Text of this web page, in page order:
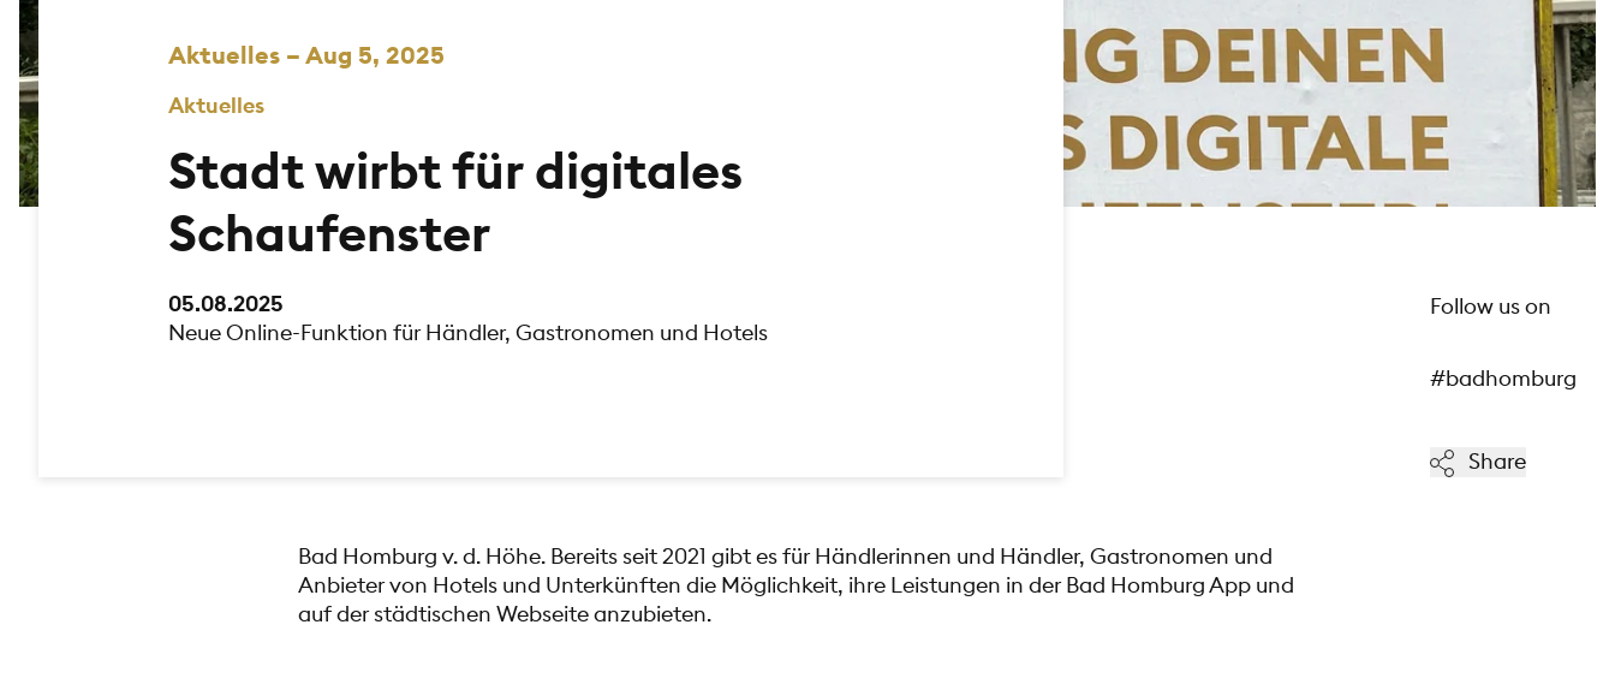
Aktuelles – Aug 5, 2025
Aktuelles
Stadt wirbt für digitales
Schaufenster
05.08.2025
Neue Online-Funktion für Händler, Gastronomen und Hotels
Follow us on
#badhomburg
Share
Bad Homburg v. d. Höhe. Bereits seit 2021 gibt es für Händlerinnen und Händler, Gastronomen und
Anbieter von Hotels und Unterkünften die Möglichkeit, ihre Leistungen in der Bad Homburg App und
auf der städtischen Webseite anzubieten.